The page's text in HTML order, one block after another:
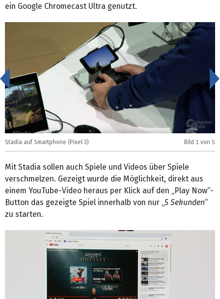
ein Google Chromecast Ultra genutzt.
Stadia auf Smartphone (Pixel 3) Bild 1 von 5
<
Mit Stadia sollen auch Spiele und Videos über Spiele
verschmelzen. Gezeigt wurde die Möglichkeit, direkt aus
einem YouTube-Video heraus per Klick auf den „Play Now“-
Button das gezeigte Spiel innerhalb von nur „5 Sekunden“
zu starten.